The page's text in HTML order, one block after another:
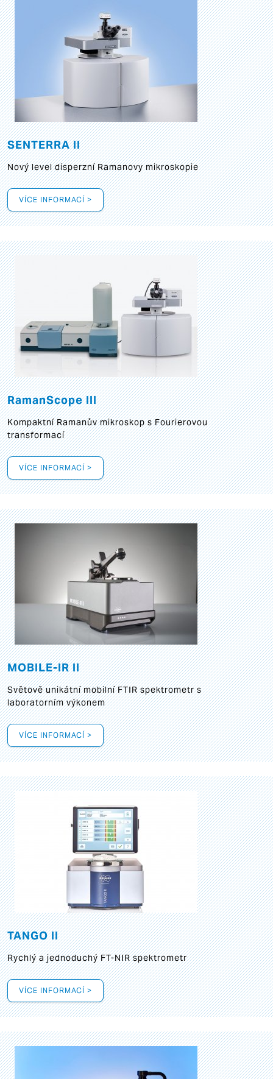
SENTERRA II
Nový level disperzní Ramanovy mikroskopie
VÍCE INFORMACÍ >
RamanScope III
Kompaktní Ramanův mikroskop s Fourierovou
transformací
VÍCE INFORMACÍ >
MOBILE-IR II
Světově unikátní mobilní FTIR spektrometr s
laboratorním výkonem
VÍCE INFORMACÍ >
TANGO II
Rychlý a jednoduchý FT-NIR spektrometr
VÍCE INFORMACÍ >